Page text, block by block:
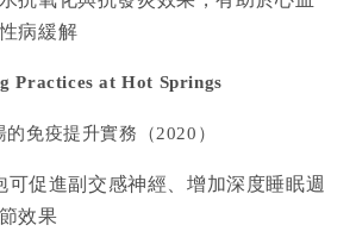
病緩解
Practices at Hot Springs
的免疫提升實務（2020）
可促進副交感神經、增加深度睡眠週
效果